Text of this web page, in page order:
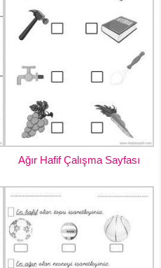
Ağır Hafif Çalışma Sayfası